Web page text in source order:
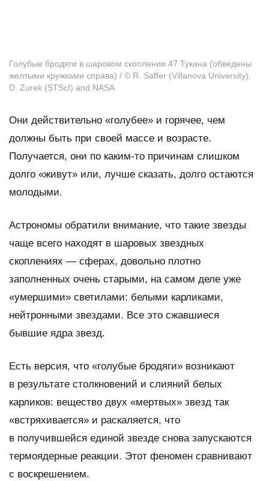
Голубые бродяги в шаровом скоплении 47 Тукана (обведены
желтыми кружками справа) / © R. Saffer (Villanova University),
D. Zurek (STScI) and NASA
Они действительно «голубее» и горячее, чем
должны быть при своей массе и возрасте.
Получается, они по каким-то причинам слишком
долго «живут» или, лучше сказать, долго остаются
молодыми.
Астрономы обратили внимание, что такие звезды
чаще всего находят в шаровых звездных
скоплениях — сферах, довольно плотно
заполненных очень старыми, на самом деле уже
«умершими» светилами: белыми карликами,
нейтронными звездами. Все это сжавшиеся
бывшие ядра звезд.
Есть версия, что «голубые бродяги» возникают
в результате столкновений и слияний белых
карликов: вещество двух «мертвых» звезд так
«встряхивается» и раскаляется, что
в получившейся единой звезде снова запускаются
термоядерные реакции. Этот феномен сравнивают
с воскрешением.